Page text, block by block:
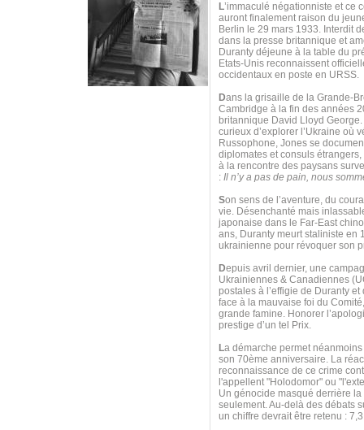
L’immaculé négationniste et ce
auront finalement raison du
Berlin le 29 mars 1933. Interdit
dans la presse britannique et
Duranty déjeune à la table du
Etats-Unis reconnaissent
occidentaux en poste en URSS.
Dans la grisaille de la Grande-
Cambridge à la fin des années
britannique David Lloyd
curieux d’explorer l’Ukraine où
Russophone, Jones se
diplomates et consuls
à la rencontre des paysans
: Il n’y a pas de pain, nous
Son sens de l’aventure, du
vie. Désenchanté mais
japonaise dans le Far-East
ans, Duranty meurt staliniste en
ukrainienne pour révoquer son
Depuis avril dernier, une
Ukrainiennes & Canadiennes
postales à l’effigie de Duranty
face à la mauvaise foi du
grande famine. Honorer
prestige d’un tel Prix.
La démarche permet
son 70ème anniversaire. La
reconnaissance de ce crime
l'appellent "Holodomor" ou
Un génocide masqué derrière
seulement. Au-delà des débats
un chiffre devrait être retenu :